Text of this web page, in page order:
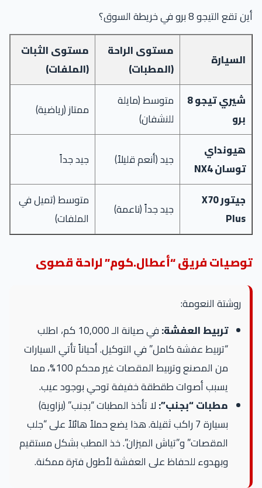
أين تقع التيجو 8 برو في خريطة السوق؟
السيارة
مستوى الراحة
(المطبات)
مستوى الثبات
(الملفات)
شيري تيجو 8
برو
متوسط (مايلة
للنشفان)
ممتاز (رياضية)
هيونداي
توسان NX4
جيد (أنعم قليلاً) جيد جداً
جيتور X70
Plus
جيد جداً (ناعمة)
متوسط (تميل في
الملفات)
توصيات فريق “أعطال.كوم” لراحة قصوى
روشتة النعومة:
تربيط العفشة:
في صيانة الـ 10,000 كم، اطلب
“تربيط عفشة كامل” في التوكيل. أحياناً تأتي السيارات
من المصنع وتربيط المقصات غير محكم 100%، مما
يسبب أصوات طقطقة خفيفة توحي بوجود عيب.
مطبات “بجنب”:لا تأخذ المطبات “بجنب” (بزاوية)
بسيارة 7 راكب ثقيلة. هذا يضع حملاً هائلاً على “جلب
المقصات” و”تياش الميزان”. خذ المطب بشكل مستقيم
وبهدوء للحفاظ على العفشة لأطول فترة ممكنة.